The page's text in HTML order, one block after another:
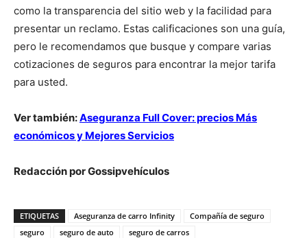
como la transparencia del sitio web y la facilidad para
presentar un reclamo. Estas calificaciones son una guía,
pero le recomendamos que busque y compare varias
cotizaciones de seguros para encontrar la mejor tarifa
para usted.
Ver también:Aseguranza Full Cover: precios Más
económicos y Mejores Servicios
Redacción por Gossipvehículos
ETIQUETAS Aseguranza de carro Infinity
Compañía de seguro
seguro
seguro de auto seguro de carros